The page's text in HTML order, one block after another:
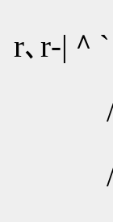
＾`